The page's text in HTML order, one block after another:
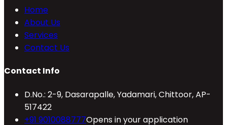
Home
About Us
Services
Contact Us
Contact Info
D.No.: 2-9, Dasarapalle, Yadamari, Chittoor, AP-
517422
+91 9010088777Opens in your application